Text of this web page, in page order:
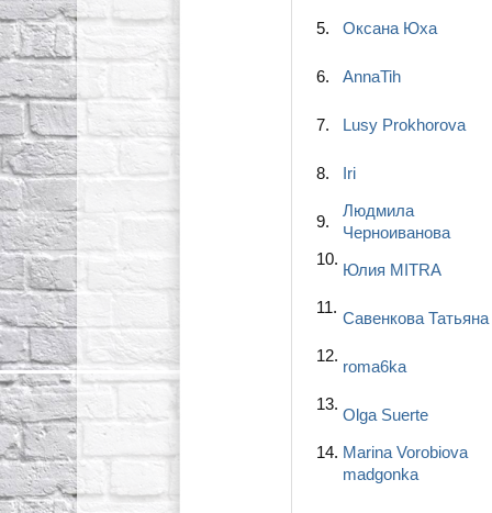
5. Оксана Юха
6. AnnaTih
7. Lusy Prokhorova
8. Iri
9.
Людмила
Черноиванова
10.
Юлия MITRA
11.
Савенкова Татьяна
12.
roma6ka
13.
Olga Suerte
14. Marina Vorobiova
madgonka